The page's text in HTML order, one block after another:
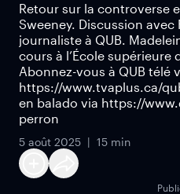
Retour sur la controverse
Sweeney. Discussion
journaliste à QUB.
cours à l’École supérieure
Abonnez-vous à QUB télé
https://www.tvaplus.ca/
en balado via https://
perron
5 août 2025 15 min